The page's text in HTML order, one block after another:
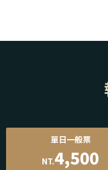
單日一般票
NT.4,500